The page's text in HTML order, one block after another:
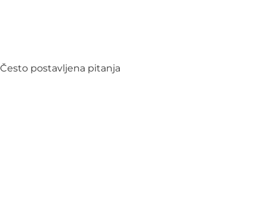
Često postavljena pitanja